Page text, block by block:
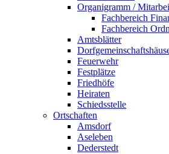
Organigramm /
Fachbereich
Fachbereich
Amtsblätter
Feuerwehr
Festplätze
Friedhöfe
Heiraten
Schiedsstelle
Ortschaften
Amsdorf
Aseleben
Dederstedt